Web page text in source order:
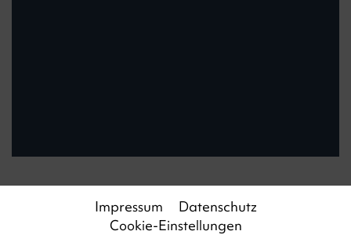
Impressum
Datenschutz
Cookie-Einstellungen